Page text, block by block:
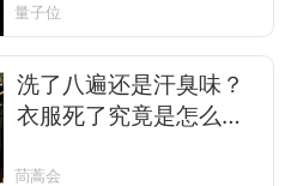
量子位
洗了八遍还是汗臭味？
衣服死了究竟是怎么回
茼蒿会